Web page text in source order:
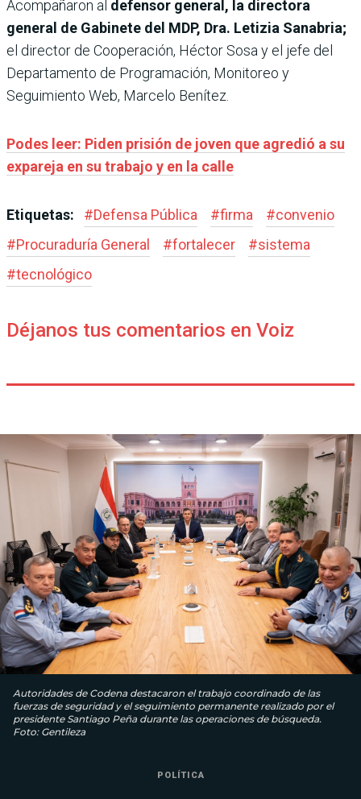
Acompañaron al defensor general, la directora
general de Gabinete del MDP, Dra. Letizia Sanabria;
el director de Cooperación, Héctor Sosa y el jefe del
Departamento de Programación, Monitoreo y
Seguimiento Web, Marcelo Benítez.
Podes leer: Piden prisión de joven que agredió a su
expareja en su trabajo y en la calle
Etiquetas: #Defensa Pública #firma #convenio
#Procuraduría General #fortalecer #sistema
#tecnológico
Déjanos tus comentarios en Voiz
Autoridades de Codena destacaron el trabajo coordinado de las
fuerzas de seguridad y el seguimiento permanente realizado por el
presidente Santiago Peña durante las operaciones de búsqueda.
Foto: Gentileza
POLÍTICA